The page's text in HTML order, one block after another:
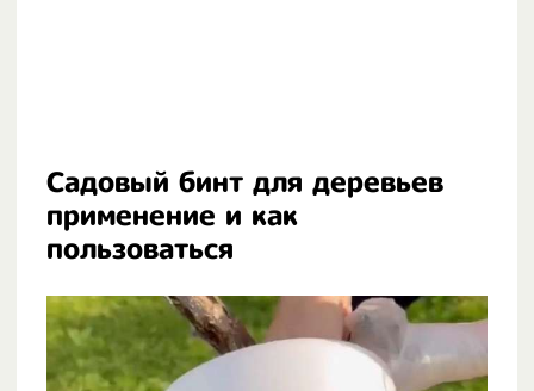
Садовый бинт для деревьев
применение и как
пользоваться